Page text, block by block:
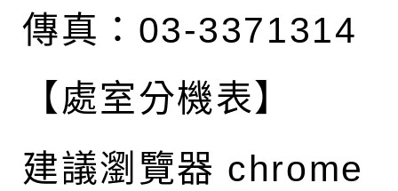
傳真：03-3371314
【處室分機表】
建議瀏覽器 chrome